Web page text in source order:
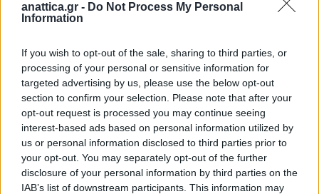
anattica.gr - Do Not Process My Personal
Information
If you wish to opt-out of the sale, sharing to third parties, or
processing of your personal or sensitive information for
targeted advertising by us, please use the below opt-out
section to confirm your selection. Please note that after your
opt-out request is processed you may continue seeing
interest-based ads based on personal information utilized by
us or personal information disclosed to third parties prior to
your opt-out. You may separately opt-out of the further
disclosure of your personal information by third parties on the
IAB’s list of downstream participants. This information may